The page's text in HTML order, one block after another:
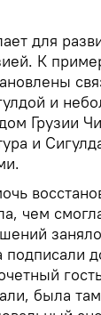
для
К
и
Грузии
и
чем
была